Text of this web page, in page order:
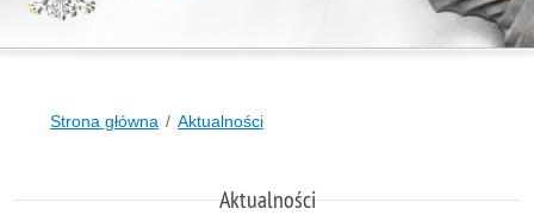
Strona główna Aktualności
Aktualności